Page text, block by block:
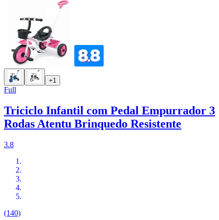
+1
Full
Triciclo Infantil com Pedal Empurrador 3
Rodas Atentu Brinquedo Resistente
3.8
(140)